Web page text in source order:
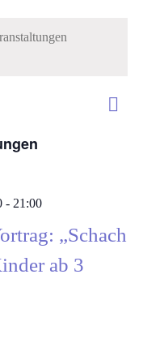
Liste
- 21:00
„Schach
ab 3